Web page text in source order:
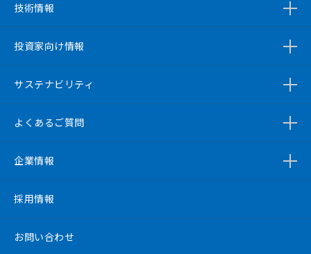
技術情報
投資家向け情報
サステナビリティ
よくあるご質問
企業情報
採用情報
お問い合わせ